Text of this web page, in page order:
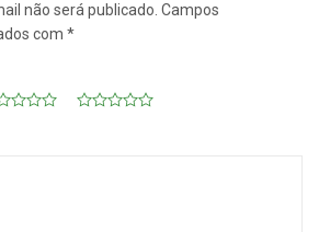
não será publicado. Campos
com *